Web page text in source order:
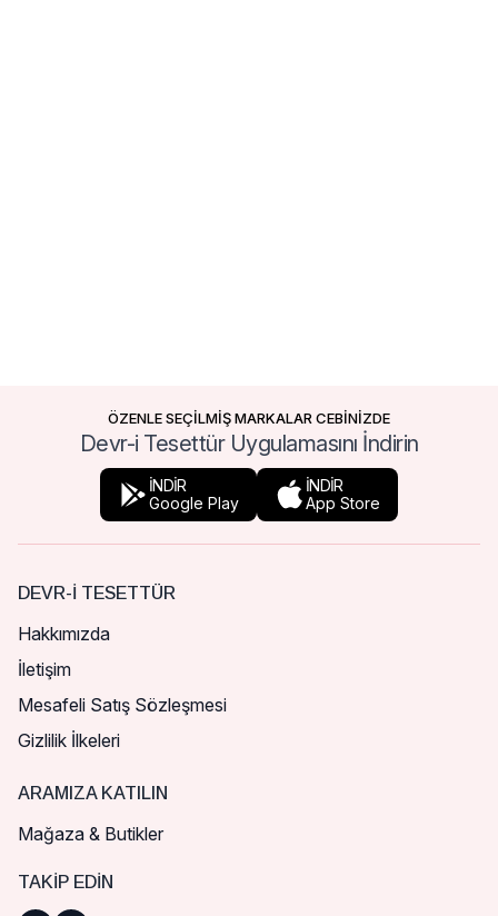
ÖZENLE SEÇİLMİŞ MARKALAR CEBİNİZDE
Devr-i Tesettür Uygulamasını İndirin
İNDİR
Google Play
İNDİR
App Store
DEVR-I TESETTÜR
Hakkımızda
İletişim
Mesafeli Satış Sözleşmesi
Gizlilik İlkeleri
ARAMIZA KATILIN
Mağaza & Butikler
TAKIP EDIN